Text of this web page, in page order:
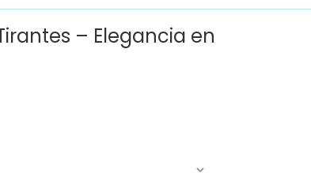
– Elegancia en